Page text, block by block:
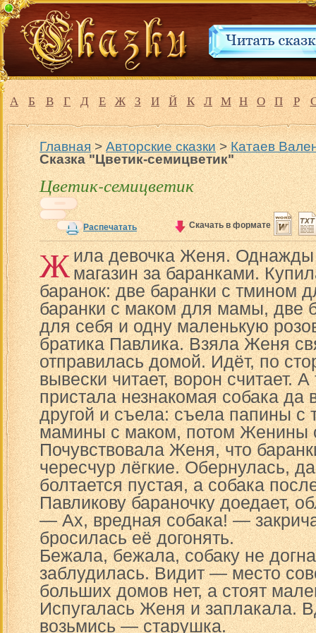
А Б В Г Д Е Ж З И Й К Л М Н О П Р
Главная>Авторские сказки>Катаев
Сказка "Цветик-семицветик"
Цветик-семицветик
Распечатать Скачать в формате
Жила девочка Женя.
магазин за баранками.
баранок: две баранки с тмином
баранки с маком для мамы, две
для себя и одну маленькую
братика Павлика. Взяла Женя
отправилась домой. Идёт, по
вывески читает, ворон считает.
пристала незнакомая собака да
другой и съела: съела папины с
мамины с маком, потом Женины
Почувствовала Женя, что
чересчур лёгкие. Обернулась,
болтается пустая, а собака
Павликову бараночку доедает,
— Ах, вредная собака! —
бросилась её догонять.
Бежала, бежала, собаку не
заблудилась. Видит — место
больших домов нет, а стоят
Испугалась Женя и заплакала.
возьмись — старушка.